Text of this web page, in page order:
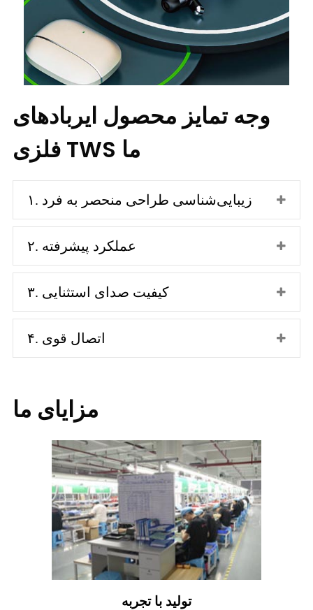
وجه تمایز محصول ایربادهای
فلزی TWS ما
۱. زیبایی‌شناسی طراحی منحصر به فرد
۲. عملکرد پیشرفته
۳. کیفیت صدای استثنایی
۴. اتصال قوی
مزایای ما
تولید با تجربه